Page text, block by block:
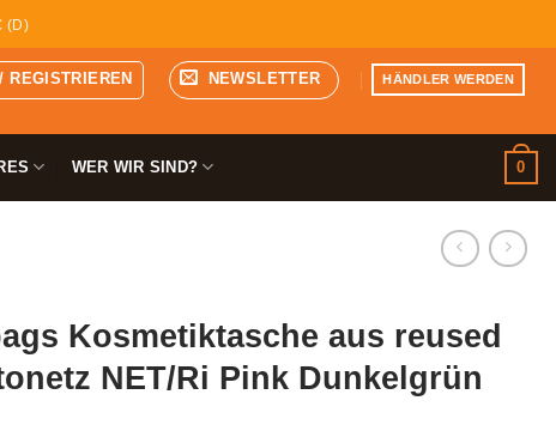
(D)
REGISTRIEREN NEWSLETTER HÄNDLER WERDEN
WER WIR SIND? 0
Kosmetiktasche aus reused
NET/Ri Pink Dunkelgrün